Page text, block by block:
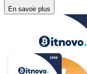
En savoir plus